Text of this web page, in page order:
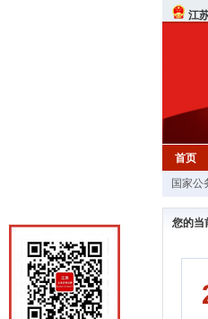
江
首页
国家公
您的当